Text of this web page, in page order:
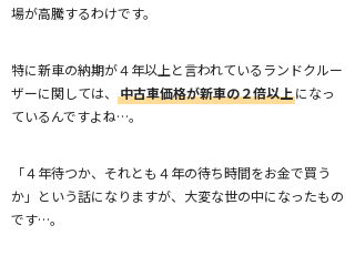
場が高騰するわけです。
特に新車の納期が４年以上と言われているランドクルー
ザーに関しては、
中古車価格が新車の２倍以上になっ
ているんですよね…。
「４年待つか、それとも４年の待ち時間をお金で買う
か」という話になりますが、大変な世の中になったもの
です…。